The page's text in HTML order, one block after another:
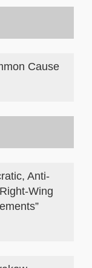
Cause
Anti-
Wing